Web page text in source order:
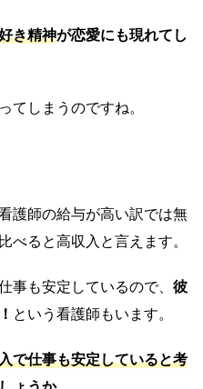
き精神が恋愛にも現れてし
てしまうのですね。
護師の給与が高い訳では無
べると高収入と言えます。
事も安定しているので、 彼
という看護師もいます。
で仕事も安定していると考